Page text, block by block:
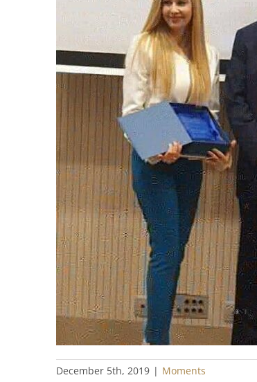
December 5th, 2019 | Moments